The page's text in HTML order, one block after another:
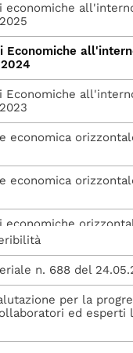
economiche
Economiche
Economiche
economica
economica
economiche
2025
n. 688 del
per la
ed esperti